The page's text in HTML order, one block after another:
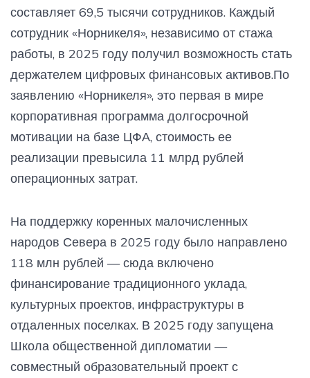
составляет 69,5 тысячи сотрудников. Каждый
сотрудник «Норникеля», независимо от стажа
работы, в 2025 году получил возможность стать
держателем цифровых финансовых активов.По
заявлению «Норникеля», это первая в мире
корпоративная программа долгосрочной
мотивации на базе ЦФА, стоимость ее
реализации превысила 11 млрд рублей
операционных затрат.
На поддержку коренных малочисленных
народов Севера в 2025 году было направлено
118 млн рублей — сюда включено
финансирование традиционного уклада,
культурных проектов, инфраструктуры в
отдаленных поселках. В 2025 году запущена
Школа общественной дипломатии —
совместный образовательный проект с